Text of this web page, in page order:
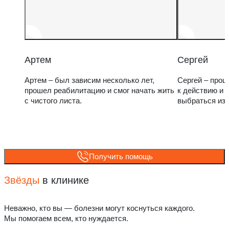
Артем
Артем – был зависим несколько лет,
прошел реабилитацию и смог начать жить
с чистого листа.
Сергей
Сергей –
к действию и
выбраться из
Получить помощь
Звёзды в клинике
Неважно, кто вы — болезни могут коснуться каждого.
Мы помогаем всем, кто нуждается.